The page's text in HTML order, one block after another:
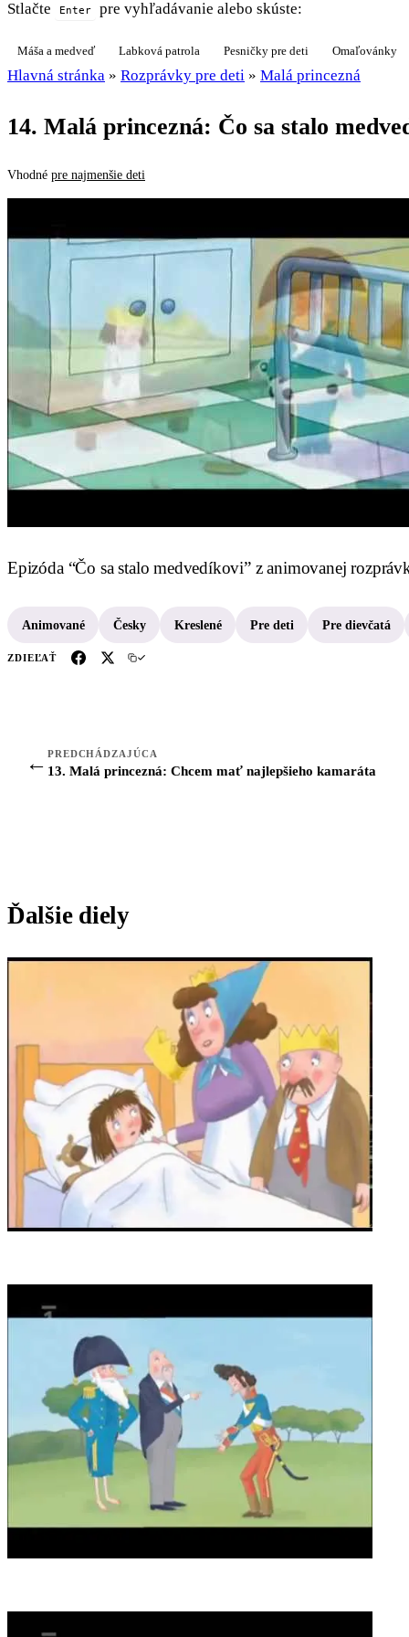
Stlačte Enter pre vyhľadávanie alebo skúste:
Máša a medveď Labková patrola Pesničky pre deti Omaľovánky
Hlavná stránka » Rozprávky pre deti » Malá princezná
14. Malá princezná: Čo sa stalo
Vhodné pre najmenšie deti
Epizóda “Čo sa stalo medvedíkovi” z animovanej
Animované Česky Kreslené Pre deti Pre dievčatá
ZDIEĽAŤ
← PREDCHÁDZAJÚCA
13. Malá princezná: Chcem mať najlepšieho kamaráta
Ďalšie diely